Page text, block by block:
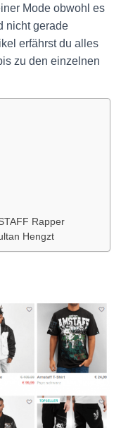
Mode obwohl es
nicht gerade
erfährst du alles
zu den einzelnen
Rapper
Hengzt